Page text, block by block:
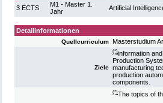
3 ECTS
M1 - Master 1.
Jahr
Artificial
Detailinformationen
Quellcurriculum Masterstudium
Ziele
(*)information
Production
manufacturing
production
components.
(*)The topics of